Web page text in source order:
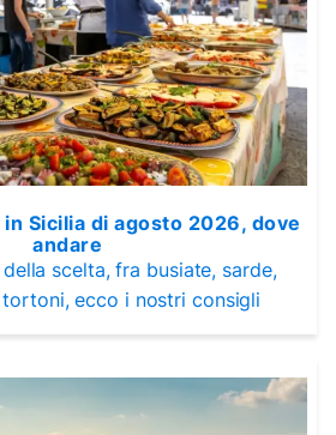
Sicilia di agosto 2026, dove
andare
scelta, fra busiate, sarde,
ecco i nostri consigli